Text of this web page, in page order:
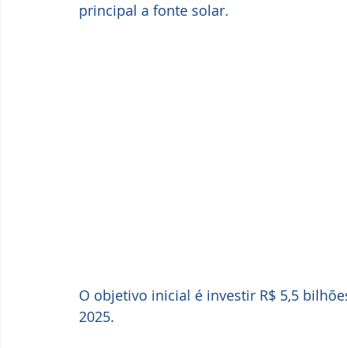
principal a fonte solar.
O objetivo inicial é investir R$ 5,5
2025.